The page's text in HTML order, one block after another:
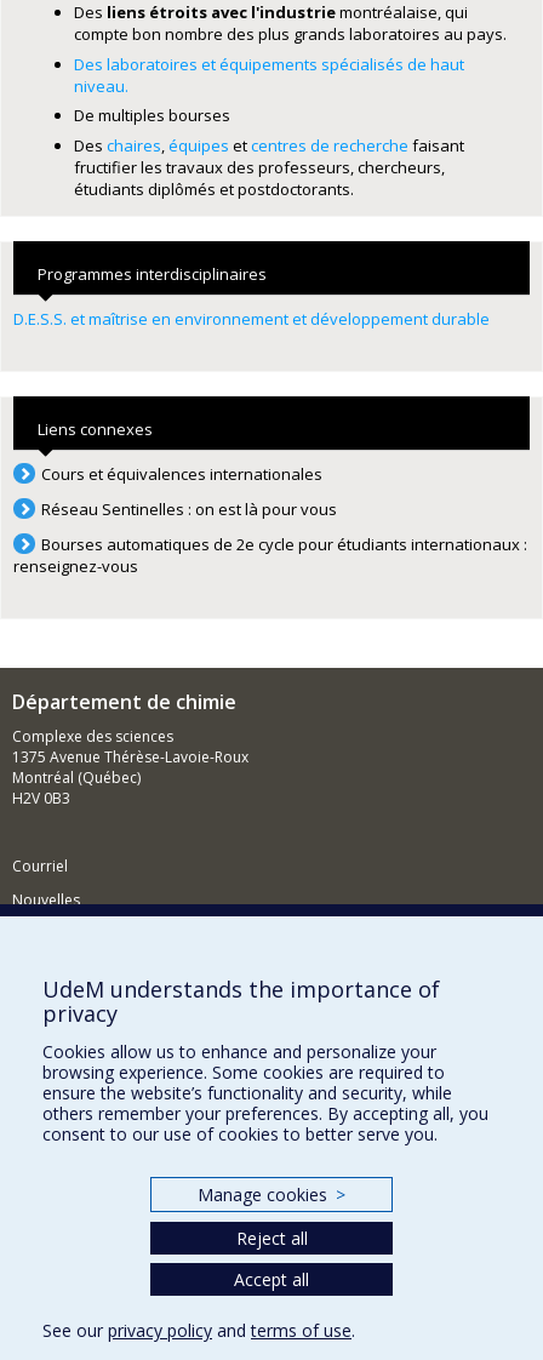
Des liens étroits avec l'industriemontréalaise, qui
compte bon nombre des plus grands laboratoires au pays.
Des laboratoires et équipements spécialisés de haut
niveau.
De multiples bourses
Des chaires équipes etcentres de recherche faisant
fructifier les travaux des professeurs, chercheurs,
étudiants diplômés et postdoctorants.
Programmes interdisciplinaires
D.E.S.S. et maîtrise en environnement et développement durable
Liens connexes
Cours et équivalences internationales
Réseau Sentinelles : on est là pour vous
Bourses automatiques de 2e cycle pour étudiants internationaux :
renseignez-vous
Département de chimie
Complexe des sciences
1375 Avenue Thérèse-Lavoie-Roux
Montréal (Québec)
H2V 0B3
Courriel
Nouvelles
Comment soutenir le Département?
BESOIN D'AIDE?
Plan du site
Signaler une erreur
Accessibilité
Nos départements et écoles
UdeM understands the importance of
privacy
Cookies allow us to enhance and personalize your
browsing experience. Some cookies are required to
ensure the website’s functionality and security, while
others remember your preferences. By accepting all, you
consent to our use of cookies to better serve you.
Manage cookies >
Reject all
Accept all
See our privacy policy andterms of use.